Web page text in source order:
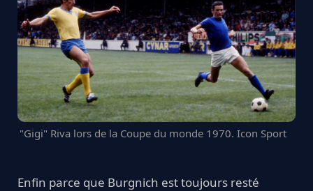
"Gigi" Riva lors de la Coupe du monde 1970. Icon Sport
Enfin parce que Burgnich est toujours resté